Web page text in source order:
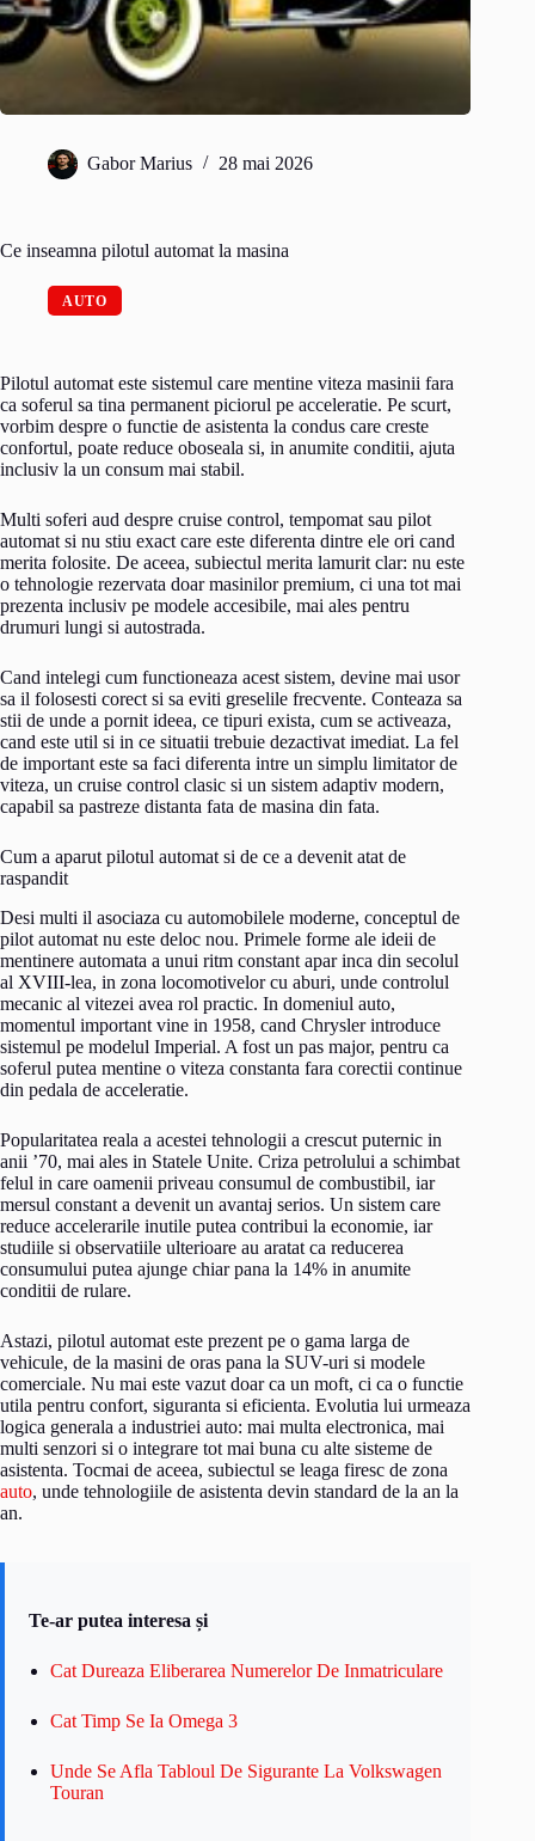
Gabor Marius 28 mai 2026
Ce inseamna pilotul automat la masina
AUTO
Pilotul automat este sistemul care mentine viteza masinii fara
ca soferul sa tina permanent piciorul pe acceleratie. Pe scurt,
vorbim despre o functie de asistenta la condus care creste
confortul, poate reduce oboseala si, in anumite conditii, ajuta
inclusiv la un consum mai stabil.
Multi soferi aud despre cruise control, tempomat sau pilot
automat si nu stiu exact care este diferenta dintre ele ori cand
merita folosite. De aceea, subiectul merita lamurit clar: nu este
o tehnologie rezervata doar masinilor premium, ci una tot mai
prezenta inclusiv pe modele accesibile, mai ales pentru
drumuri lungi si autostrada.
Cand intelegi cum functioneaza acest sistem, devine mai usor
sa il folosesti corect si sa eviti greselile frecvente. Conteaza sa
stii de unde a pornit ideea, ce tipuri exista, cum se activeaza,
cand este util si in ce situatii trebuie dezactivat imediat. La fel
de important este sa faci diferenta intre un simplu limitator de
viteza, un cruise control clasic si un sistem adaptiv modern,
capabil sa pastreze distanta fata de masina din fata.
Cum a aparut pilotul automat si de ce a devenit atat de
raspandit
Desi multi il asociaza cu automobilele moderne, conceptul de
pilot automat nu este deloc nou. Primele forme ale ideii de
mentinere automata a unui ritm constant apar inca din secolul
al XVIII-lea, in zona locomotivelor cu aburi, unde controlul
mecanic al vitezei avea rol practic. In domeniul auto,
momentul important vine in 1958, cand Chrysler introduce
sistemul pe modelul Imperial. A fost un pas major, pentru ca
soferul putea mentine o viteza constanta fara corectii continue
din pedala de acceleratie.
Popularitatea reala a acestei tehnologii a crescut puternic in
anii ’70, mai ales in Statele Unite. Criza petrolului a schimbat
felul in care oamenii priveau consumul de combustibil, iar
mersul constant a devenit un avantaj serios. Un sistem care
reduce accelerarile inutile putea contribui la economie, iar
studiile si observatiile ulterioare au aratat ca reducerea
consumului putea ajunge chiar pana la 14% in anumite
conditii de rulare.
Astazi, pilotul automat este prezent pe o gama larga de
vehicule, de la masini de oras pana la SUV-uri si modele
comerciale. Nu mai este vazut doar ca un moft, ci ca o functie
utila pentru confort, siguranta si eficienta. Evolutia lui urmeaza
logica generala a industriei auto: mai multa electronica, mai
multi senzori si o integrare tot mai buna cu alte sisteme de
asistenta. Tocmai de aceea, subiectul se leaga firesc de zona
auto, unde tehnologiile de asistenta devin standard de la an la
an.
Te-ar putea interesa și
Cat Dureaza Eliberarea Numerelor De Inmatriculare
Cat Timp Se Ia Omega 3
Unde Se Afla Tabloul De Sigurante La Volkswagen
Touran